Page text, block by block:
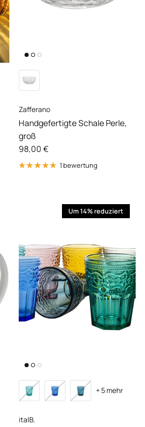
Zafferano
Handgefertigte Schale Perle,
groß
Normaler Preis
98,00 €
1 bewertung
Um 14% reduziert
italB.
+ 5 mehr